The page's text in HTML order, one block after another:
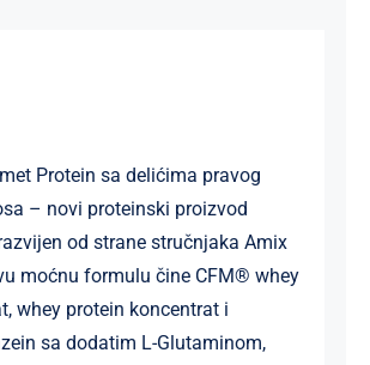
Protein sa delićima pravog
– novi proteinski proizvod
od strane stručnjaka Amix
moćnu formulu čine CFM® whey
whey protein koncentrat i
sa dodatim L-Glutaminom,